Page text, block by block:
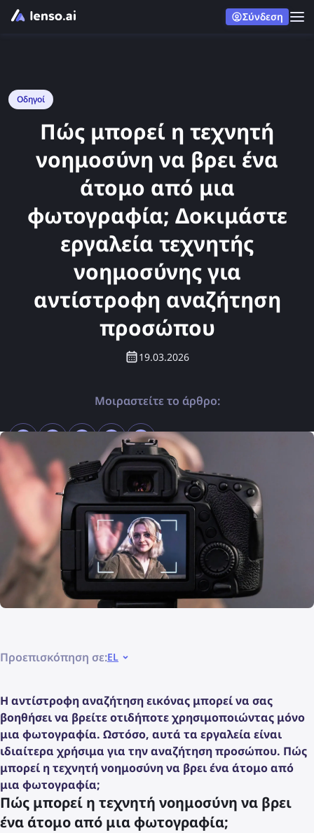
Σύνδεση
Οδηγοί
Πώς μπορεί η τεχνητή
νοημοσύνη να βρει ένα
άτομο από μια
φωτογραφία; Δοκιμάστε
εργαλεία τεχνητής
νοημοσύνης για
αντίστροφη αναζήτηση
προσώπου
19.03.2026
Μοιραστείτε το άρθρο:
Προεπισκόπηση σε:EL
Η αντίστροφη αναζήτηση εικόνας μπορεί να σας
βοηθήσει να βρείτε οτιδήποτε χρησιμοποιώντας μόνο
μια φωτογραφία. Ωστόσο, αυτά τα εργαλεία είναι
ιδιαίτερα χρήσιμα για την αναζήτηση προσώπου. Πώς
μπορεί η τεχνητή νοημοσύνη να βρει ένα άτομο από
μια φωτογραφία;
Πώς μπορεί η τεχνητή νοημοσύνη να βρει
ένα άτομο από μια φωτογραφία;